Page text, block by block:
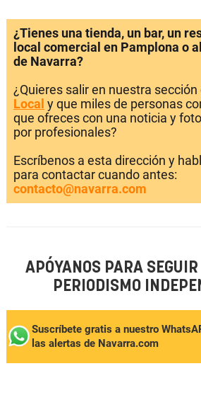
¿Tienes una tienda, un bar, un
local comercial en Pamplona o
de Navarra?
¿Quieres salir en nuestra sección
Local y que miles de personas
que ofreces con una noticia y
por profesionales?
Escríbenos a esta dirección y
para contactar cuando antes:
contacto@navarra.com
APÓYANOS PARA
PERIODISMO
Suscríbete gratis a nuestro
las alertas de Navarra.com